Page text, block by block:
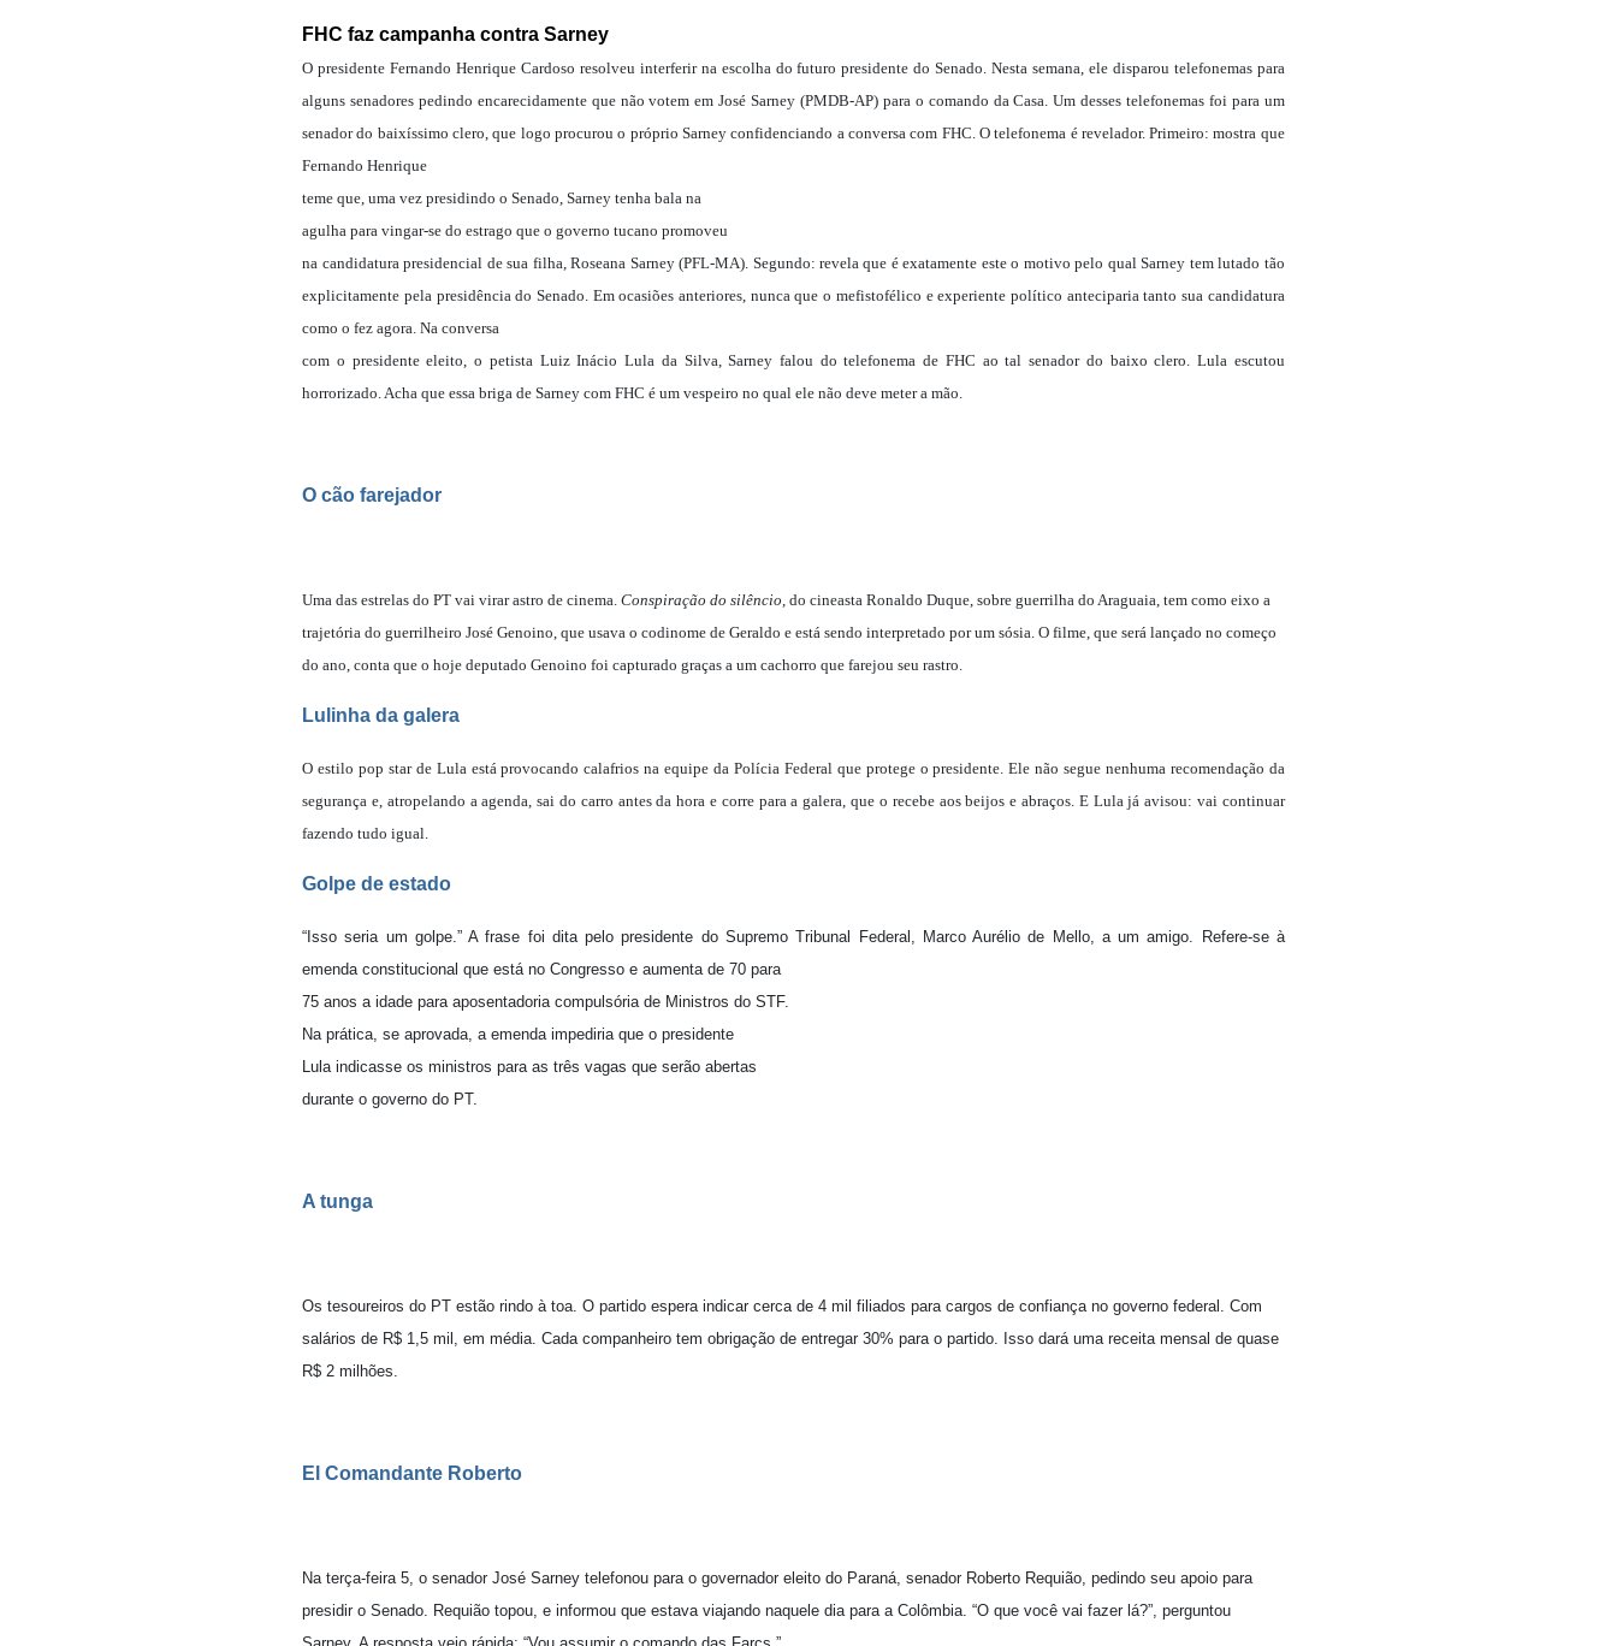
FHC faz campanha contra Sarney
O presidente Fernando Henrique Cardoso resolveu interferir na escolha do futuro presidente do Senado. Nesta semana, ele disparou telefonemas para
alguns senadores pedindo encarecidamente que não votem em José Sarney (PMDB-AP) para o comando da Casa. Um desses telefonemas foi para um
senador do baixíssimo clero, que logo procurou o próprio Sarney confidenciando a conversa com FHC. O telefonema é revelador. Primeiro: mostra que
Fernando Henrique
teme que, uma vez presidindo o Senado, Sarney tenha bala na
agulha para vingar-se do estrago que o governo tucano promoveu
na candidatura presidencial de sua filha, Roseana Sarney (PFL-MA). Segundo: revela que é exatamente este o motivo pelo qual Sarney tem lutado tão
explicitamente pela presidência do Senado. Em ocasiões anteriores, nunca que o mefistofélico e experiente político anteciparia tanto sua candidatura
como o fez agora. Na conversa
com o presidente eleito, o petista Luiz Inácio Lula da Silva, Sarney falou do telefonema de FHC ao tal senador do baixo clero. Lula escutou
horrorizado. Acha que essa briga de Sarney com FHC é um vespeiro no qual ele não deve meter a mão.
O cão farejador
Uma das estrelas do PT vai virar astro de cinema.Conspiração do silêncio, do cineasta Ronaldo Duque, sobre guerrilha do Araguaia, tem como eixo a
trajetória do guerrilheiro José Genoino, que usava o codinome de Geraldo e está sendo interpretado por um sósia. O filme, que será lançado no começo
do ano, conta que o hoje deputado Genoino foi capturado graças a um cachorro que farejou seu rastro.
Lulinha da galera
O estilo pop star de Lula está provocando calafrios na equipe da Polícia Federal que protege o presidente. Ele não segue nenhuma recomendação da
segurança e, atropelando a agenda, sai do carro antes da hora e corre para a galera, que o recebe aos beijos e abraços. E Lula já avisou: vai continuar
fazendo tudo igual.
Golpe de estado
“Isso seria um golpe.” A frase foi dita pelo presidente do Supremo Tribunal Federal, Marco Aurélio de Mello, a um amigo. Refere-se à
emenda constitucional que está no Congresso e aumenta de 70 para
75 anos a idade para aposentadoria compulsória de Ministros do STF.
Na prática, se aprovada, a emenda impediria que o presidente
Lula indicasse os ministros para as três vagas que serão abertas
durante o governo do PT.
A tunga
Os tesoureiros do PT estão rindo à toa. O partido espera indicar cerca de 4 mil filiados para cargos de confiança no governo federal. Com
salários de R$ 1,5 mil, em média. Cada companheiro tem obrigação de entregar 30% para o partido. Isso dará uma receita mensal de quase
R$ 2 milhões.
El Comandante Roberto
Na terça-feira 5, o senador José Sarney telefonou para o governador eleito do Paraná, senador Roberto Requião, pedindo seu apoio para
presidir o Senado. Requião topou, e informou que estava viajando naquele dia para a Colômbia. “O que você vai fazer lá?”, perguntou